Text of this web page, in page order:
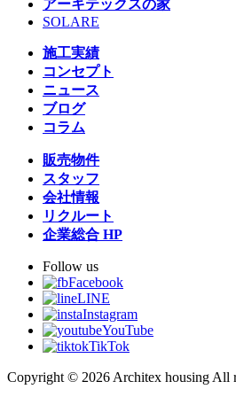
アーキテックスの家
SOLARE
施工実績
コンセプト
ニュース
ブログ
コラム
販売物件
スタッフ
会社情報
リクルート
企業総合 HP
Follow us
Facebook
LINE
Instagram
YouTube
TikTok
Copyright © 2026 Architex housing All